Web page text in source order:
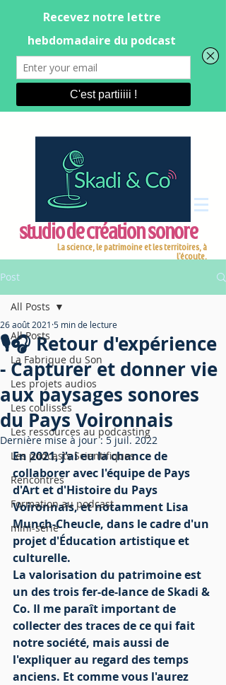
studio de création sonore
La science, le patrimoine et les territoires, à
l'écoute.
Post
All Posts
La Fabrique du Son
Les projets audios
Les coulisses
Les ressources au podcasting
Les podcasts Scientifiques
Rencontres
Formation au podcast
mini-série
All Posts
🎙🎧 Retour d'expérience
- Capturer et donner vie
aux paysages sonores
du Pays Voironnais
26 août 2021 5 min de lecture
Dernière mise à jour : 5 juil. 2022
En 2021, j'ai eu la chance de
collaborer avec l'équipe de Pays
d'Art et d'Histoire du Pays
Voironnais, et notamment Lisa
Munch-Cheucle, dans le cadre d'un
projet d'Éducation artistique et
culturelle.
La valorisation du patrimoine est
un des trois fer-de-lance de Skadi &
Co. Il me paraît important de
collecter des traces de ce qui fait
notre société, mais aussi de
l'expliquer au regard des temps
anciens. Et comme vous l'aurez